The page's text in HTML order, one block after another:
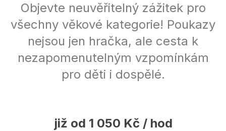
Objevte neuvěřitelný zážitek pro
všechny věkové kategorie! Poukazy
nejsou jen hračka, ale cesta k
nezapomenutelným vzpomínkám
pro děti i dospělé.
již od 1 050 Kč / hod